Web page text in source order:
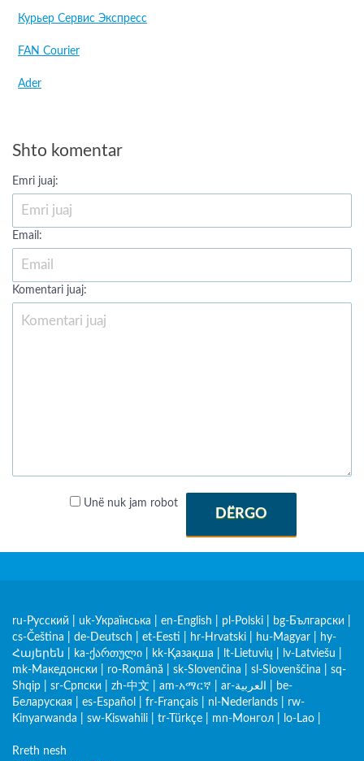
Курьер Сервис Экспресс
FAN Courier
Ader
Shto komentar
Emri juaj:
Email:
Komentari juaj:
Unë nuk jam robot
DËRGO
ru-Русский uk-Українська en-English pl-Polski bg-Български
cs-Čeština
de-Deutsch et-Eesti hr-Hrvatski hu-Magyar
hy-
Հայերեն
ka-ქართული kk-Қазақша lt-Lietuvių lv-Latviešu
mk-Македонски
ro-Română sk-Slovenčina sl-Slovenščina
sq-
Shqip
sr-Српски zh-中文 am-አማርኛ ar-العربية
be-
Беларуская
es-Español fr-Français nl-Nederlands
rw-
Kinyarwanda
sw-Kiswahili tr-Türkçe mn-Монгол lo-Lao
Rreth nesh